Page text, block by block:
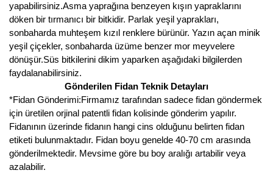
yapabilirsiniz.Asma yaprağına benzeyen kışın yapraklarını
döken bir tırmanıcı bir bitkidir. Parlak yeşil yaprakları,
sonbaharda muhteşem kızıl renklere bürünür. Yazın açan minik
yeşil çiçekler, sonbaharda üzüme benzer mor meyvelere
dönüşür.Süs bitkilerini dikim yaparken aşağıdaki bilgilerden
faydalanabilirsiniz.
Gönderilen Fidan Teknik Detayları
*Fidan Gönderimi:Firmamız tarafından sadece fidan göndermek
için üretilen orjinal patentli fidan kolisinde gönderim yapılır.
Fidanının üzerinde fidanın hangi cins olduğunu belirten fidan
etiketi bulunmaktadır. Fidan boyu genelde 40-70 cm arasında
gönderilmektedir. Mevsime göre bu boy aralığı artabilir veya
azalabilir.